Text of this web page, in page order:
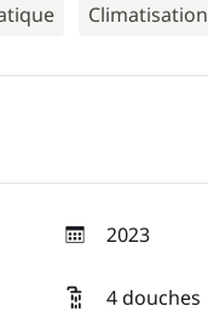
Climatisation
2023
année
4 douches